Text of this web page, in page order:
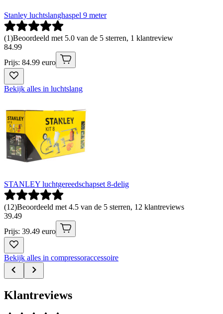
Stanley luchtslanghaspel 9 meter
(1)Beoordeeld met 5.0 van de 5 sterren, 1 klantreview
84.99
Prijs: 84.99 euro
Bekijk alles in luchtslang
STANLEY luchtgereedschapset 8-delig
(12)Beoordeeld met 4.5 van de 5 sterren, 12 klantreviews
39.49
Prijs: 39.49 euro
Bekijk alles in compressoraccessoire
Klantreviews